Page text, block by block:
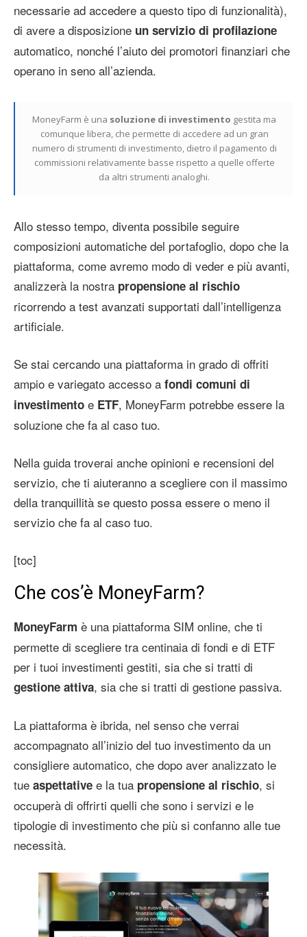
necessarie ad accedere a questo tipo di funzionalità),
di avere a disposizione un servizio di profilazione
automatico, nonché l’aiuto dei promotori finanziari che
operano in seno all’azienda.
MoneyFarm è una soluzione di investimento gestita ma
comunque libera, che permette di accedere ad un gran
numero di strumenti di investimento, dietro il pagamento di
commissioni relativamente basse rispetto a quelle offerte
da altri strumenti analoghi.
Allo stesso tempo, diventa possibile seguire
composizioni automatiche del portafoglio, dopo che la
piattaforma, come avremo modo di veder e più avanti,
analizzerà la nostra propensione al rischio
ricorrendo a test avanzati supportati dall’intelligenza
artificiale.
Se stai cercando una piattaforma in grado di offriti
ampio e variegato accesso a fondi comuni di
investimento e ETF, MoneyFarm potrebbe essere la
soluzione che fa al caso tuo.
Nella guida troverai anche opinioni e recensioni del
servizio, che ti aiuteranno a scegliere con il massimo
della tranquillità se questo possa essere o meno il
servizio che fa al caso tuo.
[toc]
Che cos’è MoneyFarm?
MoneyFarm è una piattaforma SIM online, che ti
permette di scegliere tra centinaia di fondi e di ETF
per i tuoi investimenti gestiti, sia che si tratti di
gestione attiva, sia che si tratti di gestione passiva.
La piattaforma è ibrida, nel senso che verrai
accompagnato all’inizio del tuo investimento da un
consigliere automatico, che dopo aver analizzato le
tue aspettative e la tua propensione al rischio, si
occuperà di offrirti quelli che sono i servizi e le
tipologie di investimento che più si confanno alle tue
necessità.